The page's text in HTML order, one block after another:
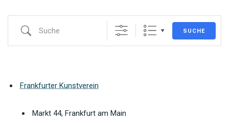
SUCHE
Frankfurter Kunstverein
Markt 44, Frankfurt am Main